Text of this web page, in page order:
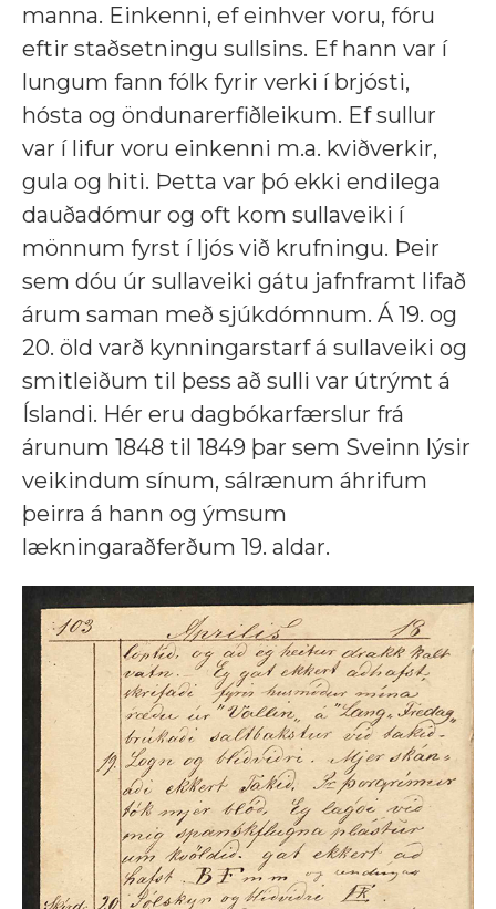
manna. Einkenni, ef einhver voru, fóru
eftir staðsetningu sullsins. Ef hann var í
lungum fann fólk fyrir verki í brjósti,
hósta og öndunarerfiðleikum. Ef sullur
var í lifur voru einkenni m.a. kviðverkir,
gula og hiti. Þetta var þó ekki endilega
dauðadómur og oft kom sullaveiki í
mönnum fyrst í ljós við krufningu. Þeir
sem dóu úr sullaveiki gátu jafnframt lifað
árum saman með sjúkdómnum. Á 19. og
20. öld varð kynningarstarf á sullaveiki og
smitleiðum til þess að sulli var útrýmt á
Íslandi. Hér eru dagbókarfærslur frá
árunum 1848 til 1849 þar sem Sveinn lýsir
veikindum sínum, sálrænum áhrifum
þeirra á hann og ýmsum
lækningaraðferðum 19. aldar.